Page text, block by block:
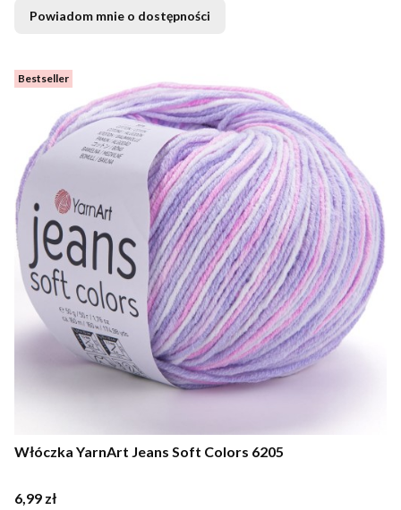
Powiadom mnie o dostępności
Bestseller
Włóczka YarnArt Jeans Soft Colors 6205
Cena
6,99 zł